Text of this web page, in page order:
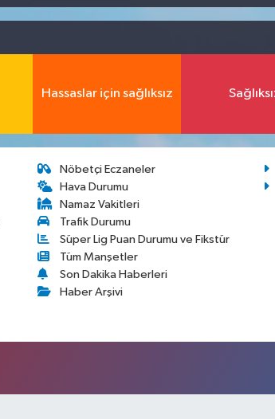
Hassaslar için sağlıksız
Nöbetçi Eczaneler
Hava Durumu
Namaz Vakitleri
Trafik Durumu
Süper Lig Puan Durumu ve Fikstür
Tüm Manşetler
Son Dakika Haberleri
Haber Arşivi